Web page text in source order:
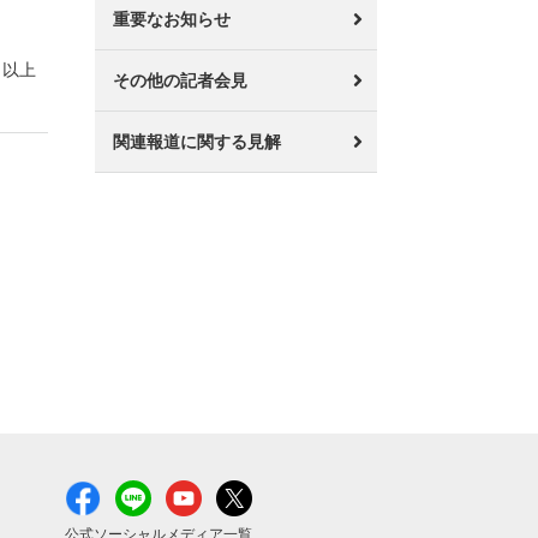
以上
重要なお知らせ
その他の記者会見
関連報道に関する見解
公式ソーシャルメディア一覧